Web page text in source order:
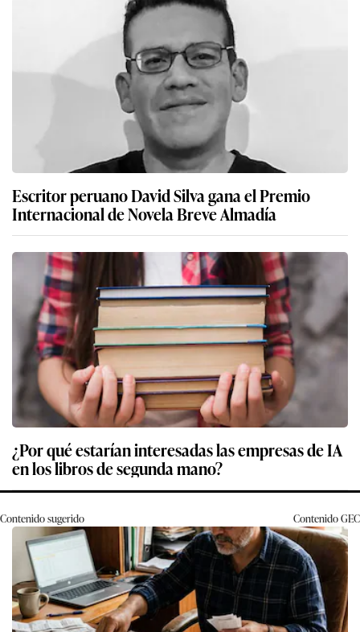
Escritor peruano David Silva gana el Premio
Internacional de Novela Breve Almadía
¿Por qué estarían interesadas las empresas de IA
en los libros de segunda mano?
Contenido sugerido ContenidoGEC